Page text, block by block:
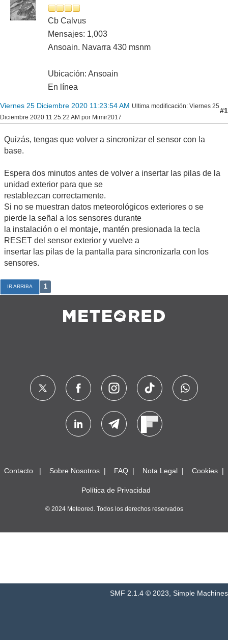
Cb Calvus
Mensajes: 1,003
Ansoain. Navarra 430 msnm
Ubicación: Ansoain
En línea
Viernes 25 Diciembre 2020 11:23:54 AM Ultima modificación: Viernes 25
Diciembre 2020 11:25:22 AM por Mimir2017
#1
Quizás, tengas que volver a sincronizar el sensor con la
base.
Espera dos minutos antes de volver a insertar las pilas de la
unidad exterior para que se
restablezcan correctamente.
Si no se muestran datos meteorológicos exteriores o se
pierde la señal a los sensores durante
la instalación o el montaje, mantén presionada la tecla
RESET del sensor exterior y vuelve a
insertar las pilas de la pantalla para sincronizarla con los
sensores.
IR ARRIBA 1
Contacto Sobre Nosotros FAQ Nota Legal Cookies
Política de Privacidad
© 2024 Meteored. Todos los derechos reservados
SMF 2.1.4 © 2023, Simple Machines